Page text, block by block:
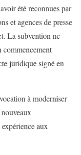
été reconnues par
et agences de presse
La subvention ne
commencement
juridique signé en
à moderniser
aux